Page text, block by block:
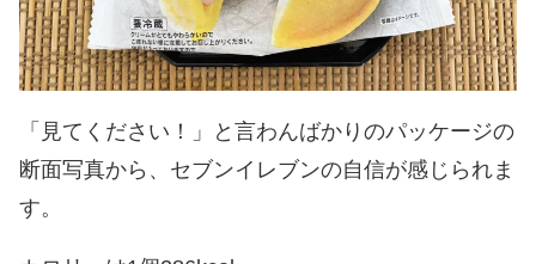
「見てください！」と言わんばかりのパッケージの
断面写真から、セブンイレブンの自信が感じられま
す。